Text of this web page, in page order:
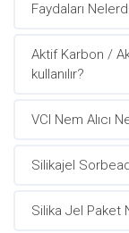
Faydaları
Aktif Karbon /
kullanılır?
VCI Nem Alıcı
Silikajel
Silika Jel Paket